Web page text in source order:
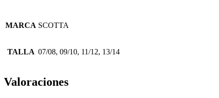
MARCA SCOTTA
TALLA 07/08, 09/10, 11/12, 13/14
Valoraciones